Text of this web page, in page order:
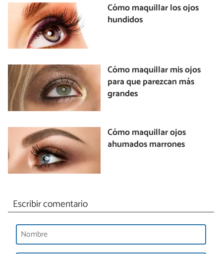
Cómo maquillar los ojos
hundidos
Cómo maquillar mis ojos
para que parezcan más
grandes
Cómo maquillar ojos
ahumados marrones
Escribir comentario